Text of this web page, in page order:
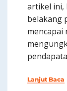
artikel ini,
belakang
mencapai
Lanjut Baca